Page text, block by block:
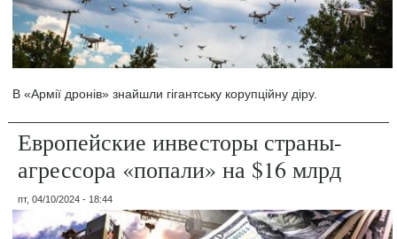
В «Армії дронів» знайшли гігантську корупційну діру.
Европейские инвесторы страны-
агрессора «попали» на $16 млрд
пт, 04/10/2024 - 18:44